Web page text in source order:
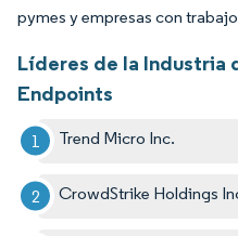
pymes y empresas con
Líderes de la Industria
Endpoints
Trend Micro Inc.
CrowdStrike Holdings